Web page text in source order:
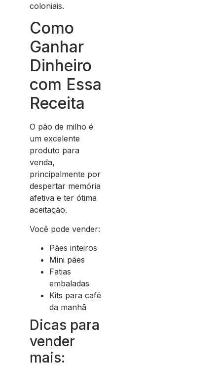
coloniais.
Como
Ganhar
Dinheiro
com Essa
Receita
O pão de milho é
um excelente
produto para
venda,
principalmente por
despertar memória
afetiva e ter ótima
aceitação.
Você pode vender:
Pães inteiros
Mini pães
Fatias
embaladas
Kits para café
da manhã
Dicas para
vender
mais: